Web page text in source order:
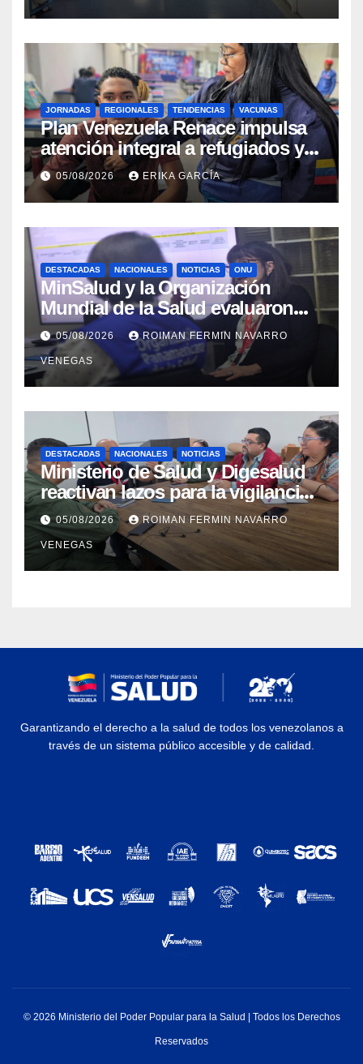
JORNADAS REGIONALES TENDENCIAS VACUNAS
​Plan Venezuela Renace impulsa
atención integral a refugiados y
evaluación de vacunación en
Aragua
05/08/2026 ERIKA GARCÍA
DESTACADAS NACIONALES NOTICIAS ONU
MinSalud y la Organización
Mundial de la Salud evaluaron
propuesta técnica integral en
materia de agua saneamiento e
higiene ante contingencia
sísmica
05/08/2026 ROIMAN FERMIN NAVARRO
VENEGAS
DESTACADAS NACIONALES NOTICIAS
Ministerio de Salud y Digesalud
reactivan lazos para la vigilancia
epidemiológica y el control de
enfermedades
05/08/2026 ROIMAN FERMIN NAVARRO
VENEGAS
Garantizando el derecho a la salud de todos los venezolanos a
través de un sistema público accesible y de calidad.
© 2026 Ministerio del Poder Popular para la Salud | Todos los Derechos
Reservados